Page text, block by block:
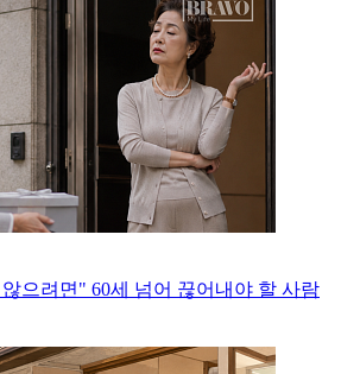
으려면" 60세 넘어 끊어내야 할 사람